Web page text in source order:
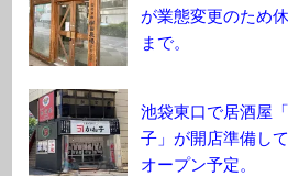
が業態変更のため
まで。
池袋東口で居酒屋
子」が開店準備し
オープン予定。